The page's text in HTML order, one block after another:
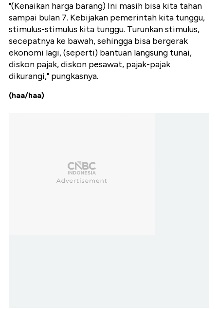
"(Kenaikan harga barang) Ini masih bisa kita tahan
sampai bulan 7. Kebijakan pemerintah kita tunggu,
stimulus-stimulus kita tunggu. Turunkan stimulus,
secepatnya ke bawah, sehingga bisa bergerak
ekonomi lagi, (seperti) bantuan langsung tunai,
diskon pajak, diskon pesawat, pajak-pajak
dikurangi," pungkasnya.
(haa/haa)